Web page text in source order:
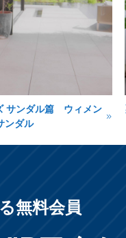
サンダル篇 ウィメン
ンダル
無料会員